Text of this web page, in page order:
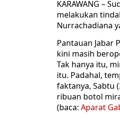
KARAWANG –
melakukan
Nurrachadiana
Pantauan Jabar
kini masih
Tak hanya itu,
itu. Padahal,
faktanya, Sabtu
ribuan botol
(baca: Aparat